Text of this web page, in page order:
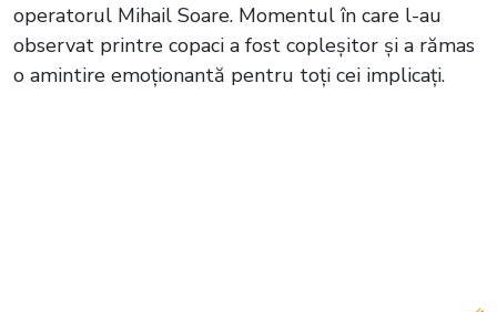
operatorul Mihail Soare. Momentul în care l-au
observat printre copaci a fost copleșitor și a rămas
o amintire emoționantă pentru toți cei implicați.